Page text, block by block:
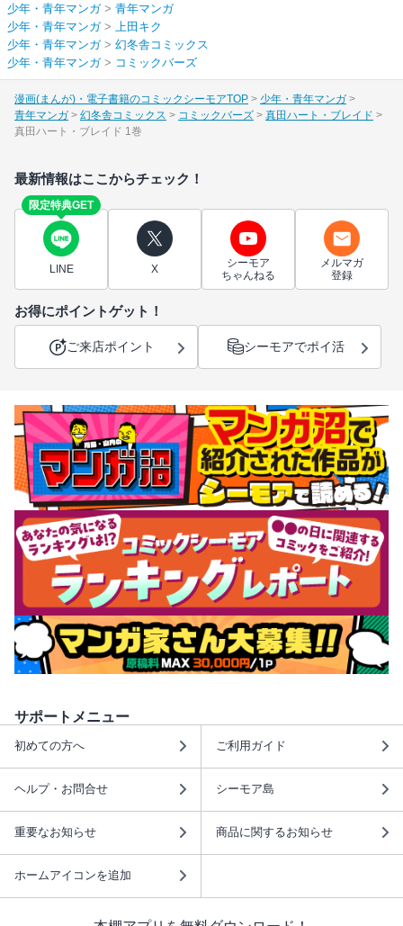
少年・青年マンガ> 青年マンガ
少年・青年マンガ>
上田キク
少年・青年マンガ> 幻冬舎コミックス
少年・青年マンガ> コミックバーズ
漫画(まんが)・電子書籍のコミックシーモアTOP
少年・青年マンガ
青年マンガ
幻冬舎コミックス コミックバーズ
真田ハート・ブレイド
真田ハート・ブレイド 1巻
最新情報はここからチェック！
限定特典GET
LINE X
シーモア
ちゃんねる
メルマガ
登録
お得にポイントゲット！
ご来店ポイント シーモアでポイ活
サポートメニュー
初めての方へ ご利用ガイド
ヘルプ・お問合せ シーモア島
重要なお知らせ 商品に関するお知らせ
ホームアイコンを追加